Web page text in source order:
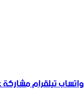
واتسابتيلقراممشاركة